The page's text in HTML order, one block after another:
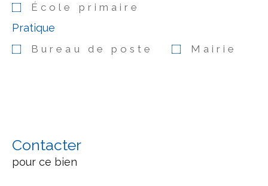
École primaire
Pratique
Bureau de poste Mairie
Contacter
pour ce bien